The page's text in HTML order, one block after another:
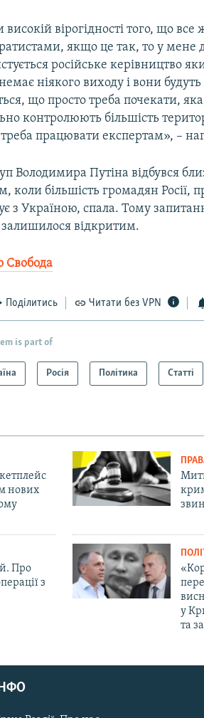
вірогідності того, що все
якщо це так, то у мене
російське керівництво
ніякого виходу і вони
що просто треба почекати,
контролюють більшість
треба працювати експертам», –
Володимира Путіна відбувся
коли більшість громадян Росії,
з Україною, спала. Тому
залишилося відкритим.
Свобода
Поділитись Читати без VPN
is part of
Росія Політика Статті
нових
Про
з
у
та
ІНФО